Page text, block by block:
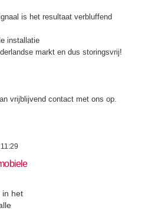
is het resultaat verbluffend
installatie
markt en dus storingsvrij!
vrijblijvend contact met ons op.
in het